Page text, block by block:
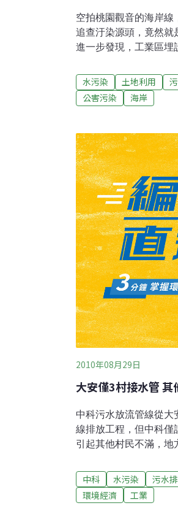
空拍桃園觀音的海岸線
追查汙染源頭，竟然就
進一步發現，工業區埋
公司1億3000多萬。不
行政訴訟。最近台北高
成這麼大的汙染又重罰
大的水汙染，如果重罰
用，造成這些企業無法
可以了事。
水污染 土地利用
公害污染
海岸
2010年08月29日
大安僅3村接水管 其
中科污水放流管線從大
線排放工程，但中科僅
引起其他村民不滿，地
保署會議有附帶決議通
眾難以信服。民眾認為
水，再擴及到全鄉，也
中科 水污染 污水
環境經濟
工業